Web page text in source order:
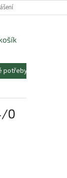
PRŮVODCE
potřeby
0